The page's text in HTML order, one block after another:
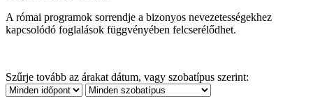
A római programok sorrendje a bizonyos nevezetességekhez
kapcsolódó foglalások függvényében felcserélődhet.
Szűrje tovább az árakat dátum, vagy szobatípus szerint: